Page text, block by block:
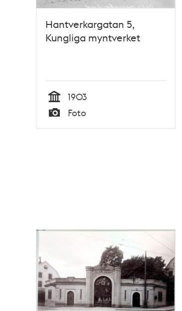
Hantverkargatan 5,
Kungliga myntverket
Tid
1903
Typ
Foto